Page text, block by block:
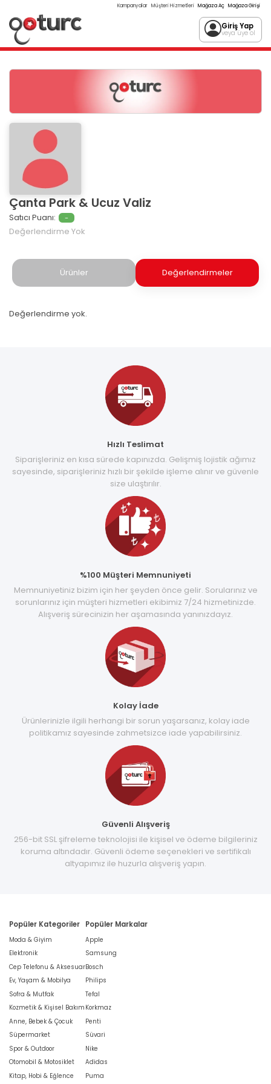
Kampanyalar Müşteri Hizmetleri Mağaza Aç Mağaza Girişi
Giriş Yap
veya üye ol
Çanta Park & Ucuz Valiz
Satıcı Puanı: -
Değerlendirme Yok
Ürünler Değerlendirmeler
Değerlendirme yok.
Hızlı Teslimat
Siparişleriniz en kısa sürede kapınızda. Gelişmiş lojistik ağımız
sayesinde, siparişleriniz hızlı bir şekilde işleme alınır ve güvenle
size ulaştırılır.
%100 Müşteri Memnuniyeti
Memnuniyetiniz bizim için her şeyden önce gelir. Sorularınız ve
sorunlarınız için müşteri hizmetleri ekibimiz 7/24 hizmetinizde.
Alışveriş sürecinizin her aşamasında yanınızdayız.
Kolay İade
Ürünlerinizle ilgili herhangi bir sorun yaşarsanız, kolay iade
politikamız sayesinde zahmetsizce iade yapabilirsiniz.
Güvenli Alışveriş
256-bit SSL şifreleme teknolojisi ile kişisel ve ödeme bilgileriniz
koruma altındadır. Güvenli ödeme seçenekleri ve sertifikalı
altyapımız ile huzurla alışveriş yapın.
Popüler Kategoriler
Moda & Giyim
Elektronik
Cep Telefonu & Aksesuar
Ev, Yaşam & Mobilya
Sofra & Mutfak
Kozmetik & Kişisel Bakım
Anne, Bebek & Çocuk
Süpermarket
Spor & Outdoor
Otomobil & Motosiklet
Kitap, Hobi & Eğlence
Popüler Markalar
Apple
Samsung
Bosch
Philips
Tefal
Korkmaz
Penti
Süvari
Nike
Adidas
Puma